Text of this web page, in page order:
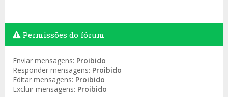
Permissões do fórum
Enviar mensagens: Proibido
Responder mensagens: Proibido
Editar mensagens: Proibido
Excluir mensagens: Proibido